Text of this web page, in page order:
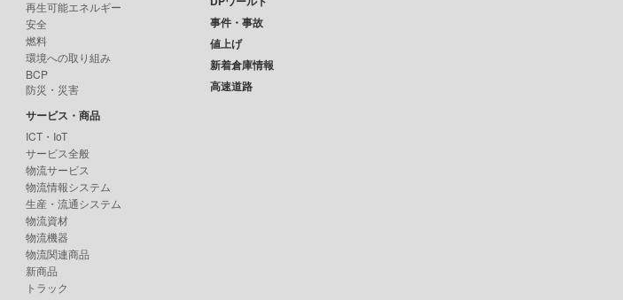
再生可能エネルギー
安全
燃料
環境への取り組み
BCP
防災・災害
サービス・商品
ICT・IoT
サービス全般
物流サービス
物流情報システム
生産・流通システム
物流資材
物流機器
物流関連商品
新商品
トラック
事件・事故
値上げ
新着倉庫情報
高速道路